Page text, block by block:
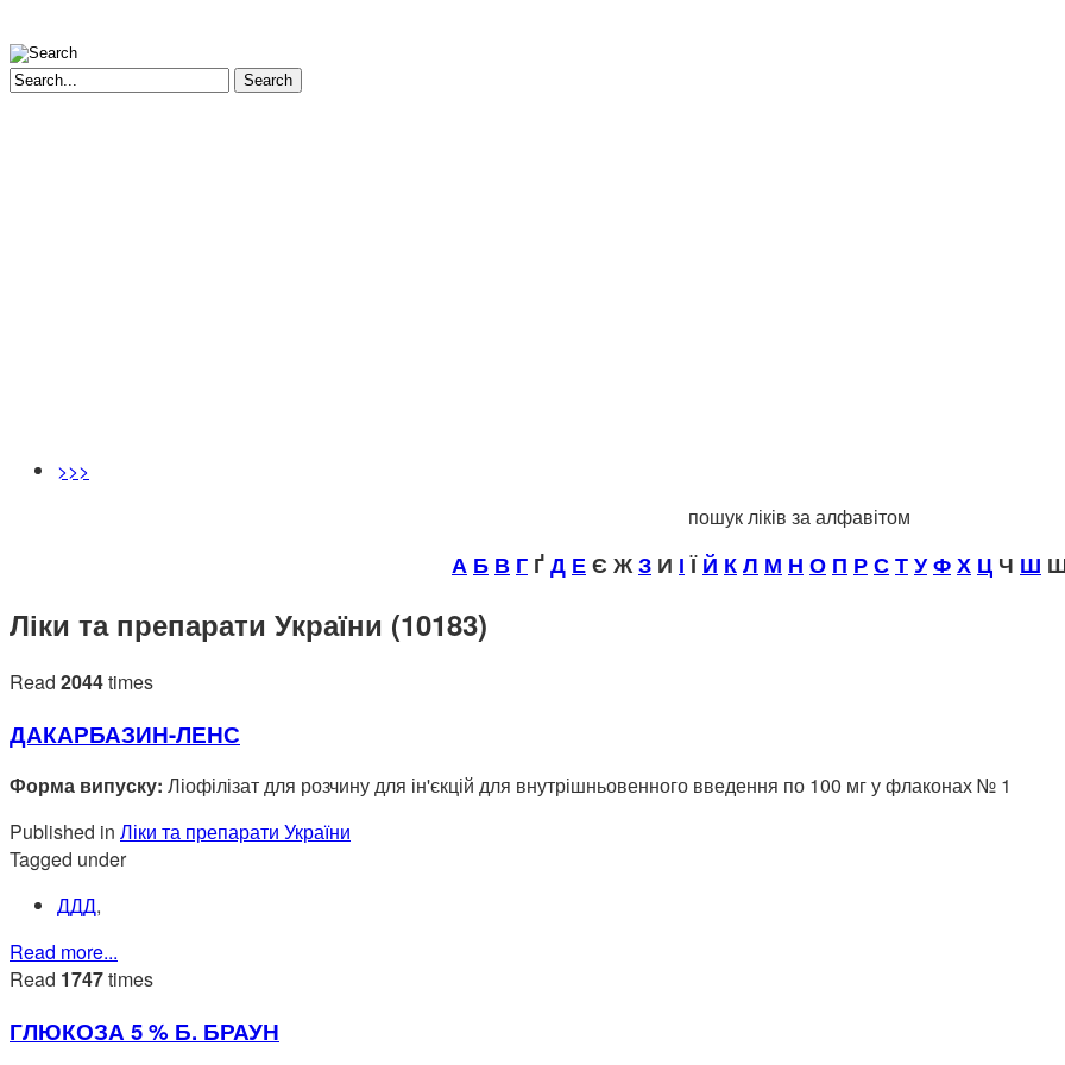
Search
>>>
пошук ліків за алфавітом
А Б В Г ҐД ЕЄ ЖЗ И ІЇЙ КЛ М Н О П РСТУФХ Ц Ч Ш
Ліки та препарати України (10183)
Read 2044times
ДАКАРБАЗИН-ЛЕНС
Форма випуску: Ліофілізат для розчину для ін'єкцій для внутрішньовенного введення по 100 мг у флаконах № 1
Published in Ліки та препарати України
Tagged under
ДДД,
Read more...
Read 1747times
ГЛЮКОЗА 5 % Б. БРАУН